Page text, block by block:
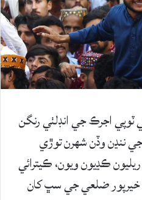
ٽوپي اجرڪ جي انڊلٺي رنگن
ننڍن وڏن شهرن توڙي
ڪڍيون ويون، ڪيترائي
خيرپور ضلعي جي سڀ کان